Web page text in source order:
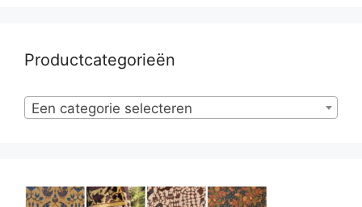
Productcategorieën
Een categorie selecteren